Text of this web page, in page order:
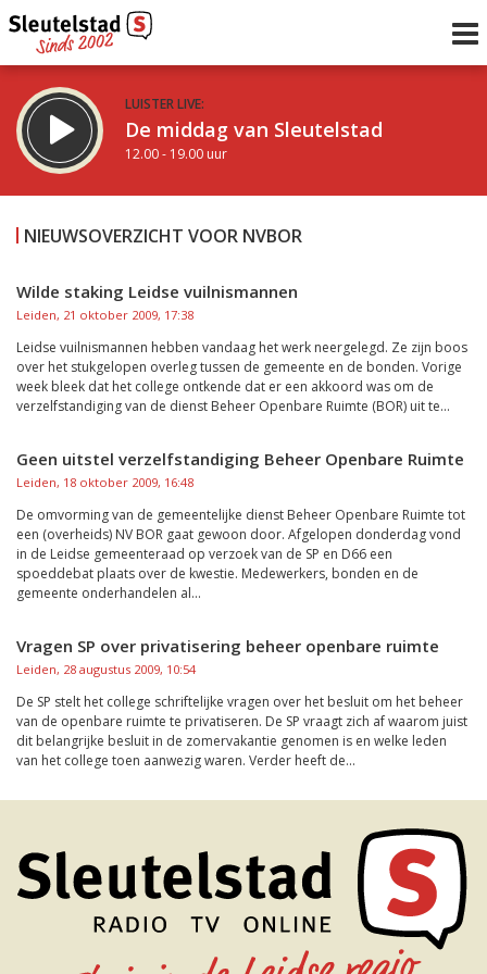
LUISTER LIVE:
De middag van Sleutelstad
12.00 - 19.00 uur
De avond van Sleutelstad
Inklappen
NIEUWSOVERZICHT VOOR NVBOR
Wilde staking Leidse vuilnismannen
Leiden, 21 oktober 2009, 17:38
Leidse vuilnismannen hebben vandaag het werk neergelegd. Ze zijn boos
over het stukgelopen overleg tussen de gemeente en de bonden. Vorige
week bleek dat het college ontkende dat er een akkoord was om de
verzelfstandiging van de dienst Beheer Openbare Ruimte (BOR) uit te...
Geen uitstel verzelfstandiging Beheer Openbare Ruimte
Leiden, 18 oktober 2009, 16:48
De omvorming van de gemeentelijke dienst Beheer Openbare Ruimte tot
een (overheids) NV BOR gaat gewoon door. Afgelopen donderdag vond
in de Leidse gemeenteraad op verzoek van de SP en D66 een
spoeddebat plaats over de kwestie. Medewerkers, bonden en de
gemeente onderhandelen al...
Vragen SP over privatisering beheer openbare ruimte
Leiden, 28 augustus 2009, 10:54
De SP stelt het college schriftelijke vragen over het besluit om het beheer
van de openbare ruimte te privatiseren. De SP vraagt zich af waarom juist
dit belangrijke besluit in de zomervakantie genomen is en welke leden
van het college toen aanwezig waren. Verder heeft de...